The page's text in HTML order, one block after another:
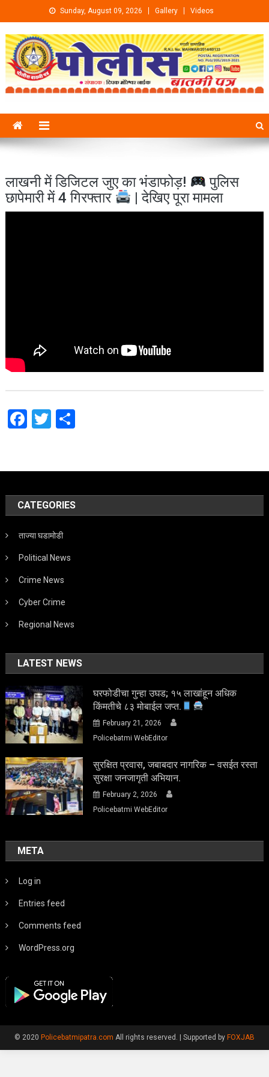
Skip to content Sunday, August 09, 2026 Gallery Videos
लाखनी में डिजिटल जुए का भंडाफोड़!
पुलिस
छापेमारी में 4 गिरफ्तार
| देखिए पूरा मामला
Facebook
Twitter
Share
CATEGORIES
ताज्या घडामोडी
Political News
Crime News
Cyber Crime
Regional News
LATEST NEWS
घरफोडीचा गुन्हा उघड; १५ लाखांहून अधिक
किंमतीचे ८३ मोबाईल जप्त.
February 21, 2026
Policebatmi WebEditor
सुरक्षित प्रवास, जबाबदार नागरिक – वसईत रस्ता
सुरक्षा जनजागृती अभियान.
February 2, 2026
Policebatmi WebEditor
META
Log in
Entries feed
Comments feed
WordPress.org
© 2020 Policebatmipatra.com All rights reserved. | Supported by FOXJAB